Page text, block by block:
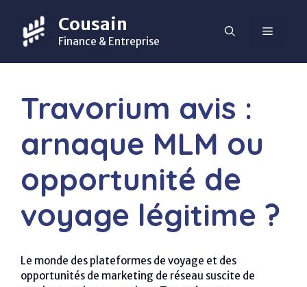
contenu
Cousain
Finance & Entreprise
MENU
Travorium avis :
arnaque MLM ou
opportunité de
voyage légitime ?
Le monde des plateformes de voyage et des
opportunités de marketing de réseau suscite de